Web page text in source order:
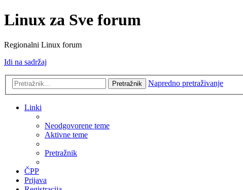
Linux za Sve forum
Regionalni Linux forum
Idi na sadržaj
Pretražnik Napredno pretraživanje
Linki
Neodgovorene teme
Aktivne teme
Pretražnik
ČPP
Prijava